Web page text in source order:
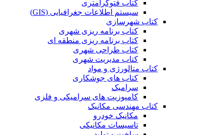
کتاب فتوگرامتری
سیستم اطلاعات جغرافیایی (GIS)
کتاب شهرسازی
کتاب برنامه ریزی شهری
کتاب برنامه ریزی منطقه ای
کتاب طراحی شهری
کتاب مدیریت شهری
کتاب متالورژی و مواد
کتاب های جوشکاری
سرامیک
کامپوزیت های سرامیکی و فلزی
کتاب مهندسی مکانیک
مکانیک خودرو
تاسیسات مکانیکی